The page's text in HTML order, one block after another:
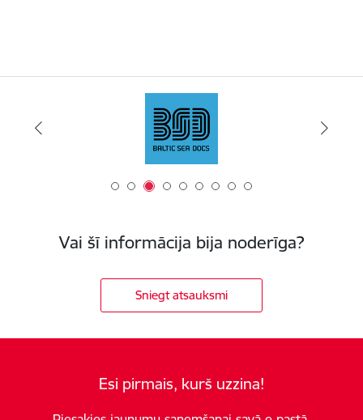
Vai šī informācija bija noderīga?
Sniegt atsauksmi
Esi pirmais, kurš uzzina!